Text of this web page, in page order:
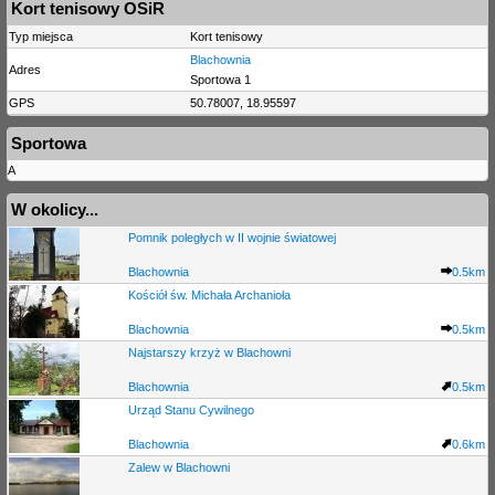
Kort tenisowy OSiR
Typ miejsca Kort tenisowy
Adres
Blachownia
Sportowa 1
GPS
50.78007, 18.95597
Sportowa
A
W okolicy...
Pomnik poległych w II wojnie światowej
Blachownia
0.5km
Kościół św. Michała Archanioła
Blachownia
0.5km
Najstarszy krzyż w Blachowni
Blachownia
0.5km
Urząd Stanu Cywilnego
Blachownia
0.6km
Zalew w Blachowni